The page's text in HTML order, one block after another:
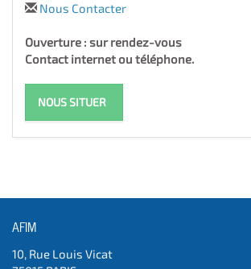
Nous Contacter
Ouverture : sur rendez-vous
Contact internet ou téléphone.
NOUS SITUER
AFIM
10, Rue Louis Vicat